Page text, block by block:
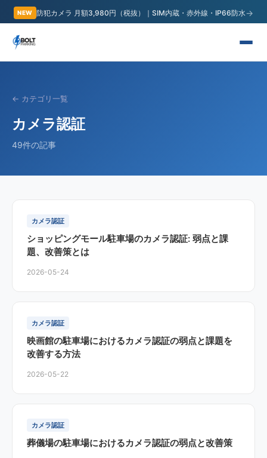
NEW 防犯カメラ 月額3,980円（税抜）｜SIM内蔵・赤外線・IP66防水→
← カテゴリ一覧
カメラ認証
49件の記事
カメラ認証
ショッピングモール駐車場のカメラ認証: 弱点と課
題、改善策とは
2026-05-24
カメラ認証
映画館の駐車場におけるカメラ認証の弱点と課題を
改善する方法
2026-05-22
カメラ認証
葬儀場の駐車場におけるカメラ認証の弱点と改善策